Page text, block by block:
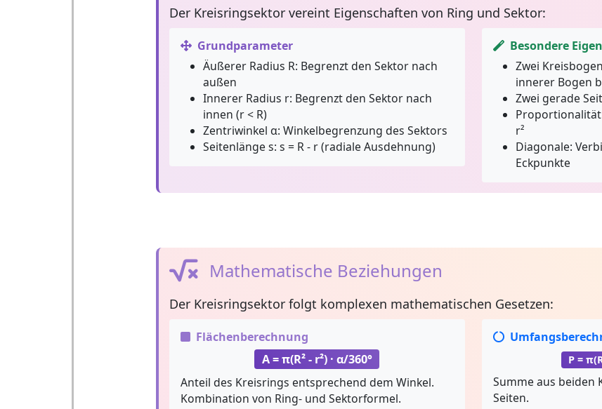
Der Kreisringsektorvereint Eigenschaften von Ring und Sektor:
Grundparameter
Äußerer Radius R: Begrenzt den Sektor nach
außen
Innerer Radius r: Begrenzt den Sektor nach
innen (r < R)
Zentriwinkel α: Winkelbegrenzung des Sektors
Seitenlänge s: s = R - r (radiale Ausdehnung)
Besondere
Zwei
innerer Bogen
Zwei gerade
r²
Diagonale:
Eckpunkte
Mathematische Beziehungen
Der Kreisringsektorfolgt komplexen mathematischen Gesetzen:
Flächenberechnung
A = π(R² - r²) · α/360°
Anteil des Kreisrings entsprechend dem Winkel.
Kombination von Ring- und Sektorformel.
P =
Summe aus beiden
Seiten.